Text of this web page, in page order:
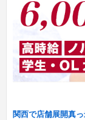
関西で店舗展開真